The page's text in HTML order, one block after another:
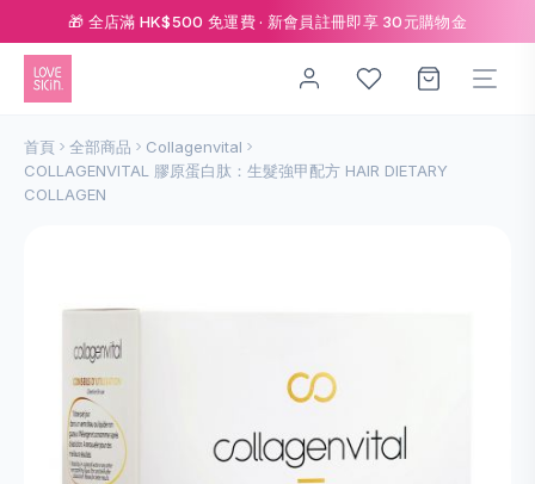
🎁 全店滿 HK$500 免運費 · 新會員註冊即享 30元購物金
首頁 全部商品
Collagenvital
COLLAGENVITAL 膠原蛋白肽：生髮強甲配方 HAIR DIETARY
COLLAGEN